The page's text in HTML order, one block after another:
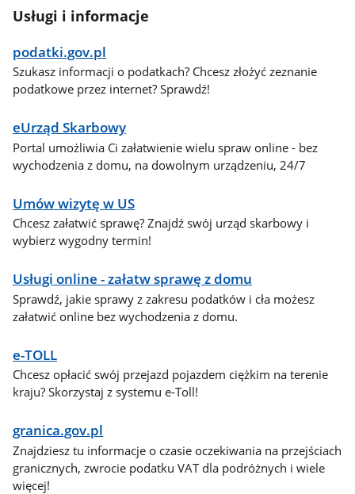
Usługi i informacje
podatki.gov.pl
Szukasz informacji o podatkach? Chcesz złożyć zeznanie
podatkowe przez internet? Sprawdź!
eUrząd Skarbowy
Portal umożliwia Ci załatwienie wielu spraw online - bez
wychodzenia z domu, na dowolnym urządzeniu, 24/7
Umów wizytę w US
Chcesz załatwić sprawę? Znajdź swój urząd skarbowy i
wybierz wygodny termin!
Usługi online - załatw sprawę z domu
Sprawdź, jakie sprawy z zakresu podatków i cła możesz
załatwić online bez wychodzenia z domu.
e-TOLL
Chcesz opłacić swój przejazd pojazdem ciężkim na terenie
kraju? Skorzystaj z systemu e-Toll!
granica.gov.pl
Znajdziesz tu informacje o czasie oczekiwania na przejściach
granicznych, zwrocie podatku VAT dla podróżnych i wiele
więcej!